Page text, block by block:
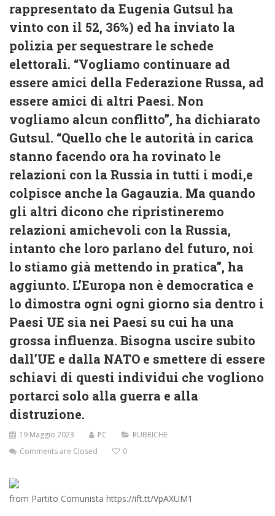
rappresentato da Eugenia Gutsul ha
vinto con il 52, 36%) ed ha inviato la
polizia per sequestrare le schede
elettorali. “Vogliamo continuare ad
essere amici della Federazione Russa, ad
essere amici di altri Paesi. Non
vogliamo alcun conflitto”, ha dichiarato
Gutsul. “Quello che le autorità in carica
stanno facendo ora ha rovinato le
relazioni con la Russia in tutti i modi,e
colpisce anche la Gagauzia. Ma quando
gli altri dicono che ripristineremo
relazioni amichevoli con la Russia,
intanto che loro parlano del futuro, noi
lo stiamo già mettendo in pratica”, ha
aggiunto. L’Europa non è democratica e
lo dimostra ogni ogni giorno sia dentro i
Paesi UE sia nei Paesi su cui ha una
grossa influenza. Bisogna uscire subito
dall’UE e dalla NATO e smettere di essere
schiavi di questi individui che vogliono
portarci solo alla guerra e alla
distruzione.
19 Maggio 2023 PC
RUBRICHE
Comments are Closed
0
from Partito Comunista https://ift.tt/VpAXUM1